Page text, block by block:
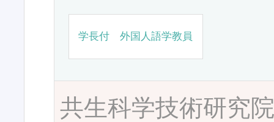
学長付 外国人語学教員
共生科学技術研究